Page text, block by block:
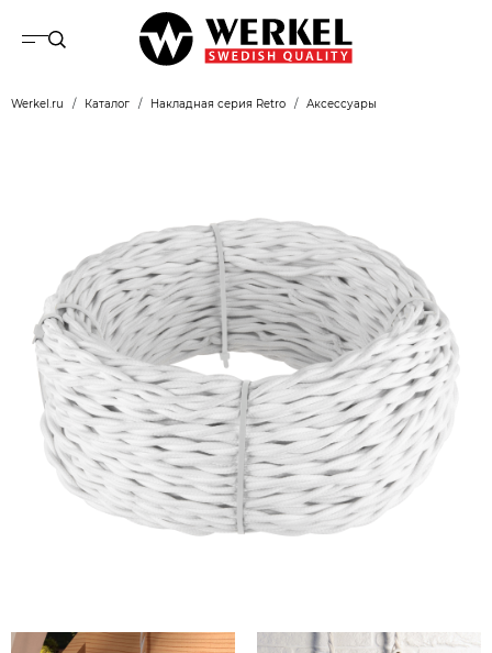
Werkel.ru Каталог Накладная серия Retro Аксессуары